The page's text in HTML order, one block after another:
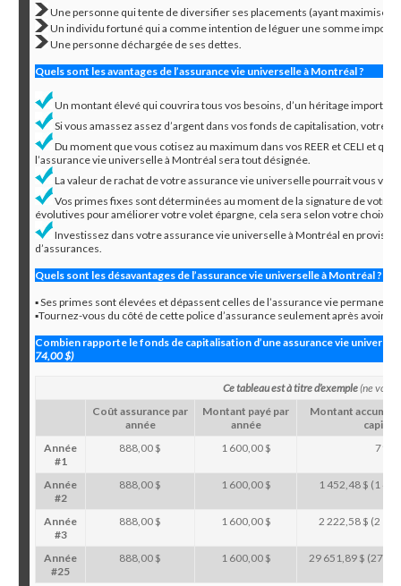
Une personne qui tente de diversifier ses placements (ayant maximisé
Un individu fortuné qui a comme intention de léguer une somme
Une personne déchargée de ses dettes.
Quels sont les avantages de l’assurance vie universelle à Montréal ?
Un montant élevé qui couvrira tous vos besoins, d’un héritage
Si vous amassez assez d’argent dans vos fonds de capitalisation, votre
Du moment que vous cotisez au maximum dans vos REER et CELI et
l’assurance vie universelle à Montréal sera tout désignée.
La valeur de rachat de votre assurance vie universelle pourrait vous
Vos primes fixes sont déterminées au moment de la signature de votre
évolutives pour améliorer votre volet épargne, cela sera selon votre choix.
Investissez dans votre assurance vie universelle à Montréal en
d’assurances.
Quels sont les désavantages de l’assurance vie universelle à Montréal ?
▪ Ses primes sont élevées et dépassent celles de l’assurance vie
▪Tournez-vous du côté de cette police d’assurance seulement après avoir
Combien rapporte le fonds de capitalisation d’une assurance vie
74,00 $)
Ce tableau est à titre d’exemple(ne vous
Coût assurance par
année
Montant payé par
année
Montant
Année
#1
888,00 $ 1 600,00 $
Année
#2
888,00 $ 1 600,00 $ 1 452,48 $ (1
Année
#3
888,00 $ 1 600,00 $ 2 222,58 $ (2
Année
#25
888,00 $ 1 600,00 $ 29 651,89 $ (27